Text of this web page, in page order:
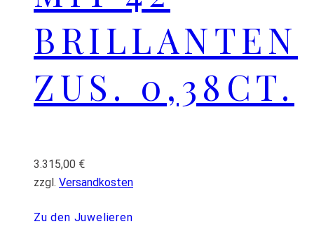
BRILLANTEN
ZUS. 0,38CT.
3.315,00 €
zzgl. Versandkosten
Zu den Juwelieren